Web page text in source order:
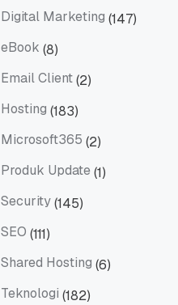
Digital Marketing (147)
eBook (8)
Email Client(2)
Hosting (183)
Microsoft365 (2)
Produk Update (1)
Security(145)
SEO (111)
Shared Hosting (6)
Teknologi (182)